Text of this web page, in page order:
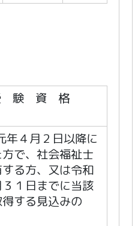
験 資 格
年４月２日以降に
で、社会福祉士
る方、又は令和
３１日までに当該
する見込みの